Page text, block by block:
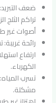
ضعف
تراكم الثلج
أصوات غير
رائحة
ارتفاع
الكهرباء.
تسرب
مشكلة.